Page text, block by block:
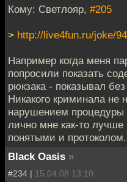
Кому: Светлояр, #205
> http://live4fun.ru/joke/
Например когда меня
попросили показать
рюкзака - показывал
Никакого криминала не
нарушением процедуры
лично мне как-то лучше
понятыми и протоколом.
Black Oasis »
#234 | 15.04.08 13:10